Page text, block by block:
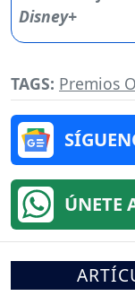
TAGS: Premios
ÚNETE